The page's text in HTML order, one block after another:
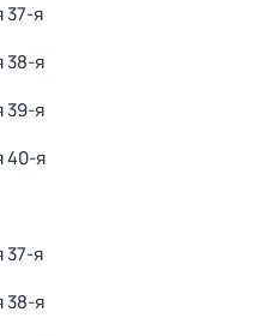
37-я
38-я
39-я
40-я
37-я
38-я